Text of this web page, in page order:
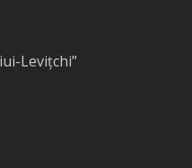
Levițchi”